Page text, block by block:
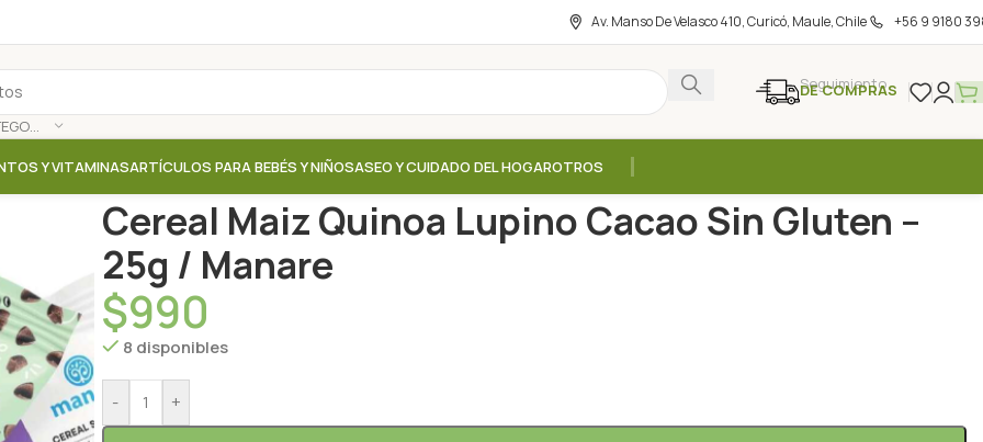
Av. Manso De Velasco 410, Curicó, Maule, Chile +56 9 9180
SELECCIONAR CATEGORÍA
Seguimiento
DE COMPRAS
Y VITAMINASARTÍCULOS PARA BEBÉS Y NIÑOSASEO Y CUIDADO DEL HOGAROTROS
Cereal Maiz Quinoa Lupino Cacao Sin Gluten –
25g / Manare
$990
8 disponibles
- +